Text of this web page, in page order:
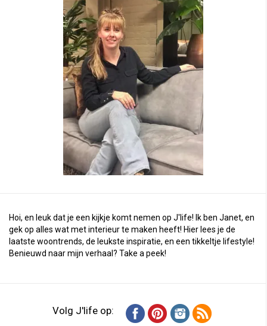
Hoi, en leuk dat je een kijkje komt nemen op J'life! Ik ben Janet, en
gek op alles wat met interieur te maken heeft! Hier lees je de
laatste woontrends, de leukste inspiratie, en een tikkeltje lifestyle!
Benieuwd naar mijn verhaal? Take a peek!
Volg J'life op: